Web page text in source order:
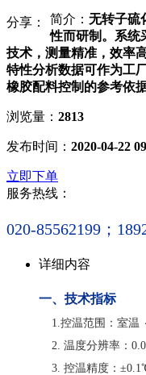
分享： 简介： 无转子硫
性而研制。系统
技术，测量精准，效率
特性分析数据可作为工
橡胶配料控制的参考依据
浏览量： 2813
发布时间： 2020-04-22
立即下单
服务热线：
020-85562199；
详细内容
一、技术指标
1.控温范围：室温
2. 温度分辨率：
3. 控温精度：